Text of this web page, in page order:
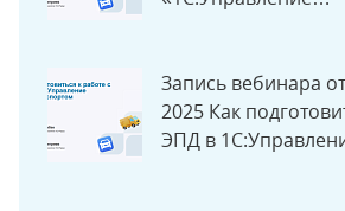
Запись вебинара
2025 Как
ЭПД в